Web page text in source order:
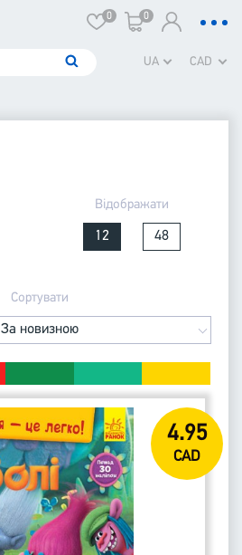
0 0
UA CAD
Відображати
12 48
Сортувати
За новизною
4.95
CAD